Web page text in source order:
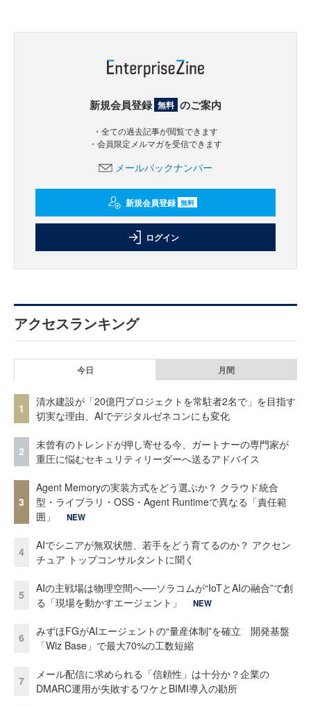
新規会員登録 無料 のご案内
・全ての過去記事が閲覧できます
・会員限定メルマガを受信できます
メールバックナンバー
新規会員登録 無料
ログイン
アクセスランキング
今日 月間
1
清水建設が「20億円プロジェクトを常駐者2名で」を目指す
切実な理由、AIでデジタルゼネコンにも変化
2
未曾有のトレンドが押し寄せる今、ガートナーの専門家が
重圧に悩むセキュリティリーダーへ送るアドバイス
3
Agent Memoryの実装方式をどう選ぶか？ クラウド統合
型・ライブラリ・OSS・Agent Runtimeで異なる「責任範
囲」
NEW
4
AIでシニアが無双状態、若手をどう育てるのか？ アクセン
チュア トップコンサルタントに聞く
5
AIの主戦場は物理空間へ──ソラコムが“IoTとAIの融合”で創
る「現場を動かすエージェント」
NEW
6
みずほFGがAIエージェントの“量産体制”を確立 開発基盤
「Wiz Base」で最大70%の工数短縮
7
メール配信に求められる「信頼性」は十分か？企業の
DMARC運用が失敗するワケとBIMI導入の勘所